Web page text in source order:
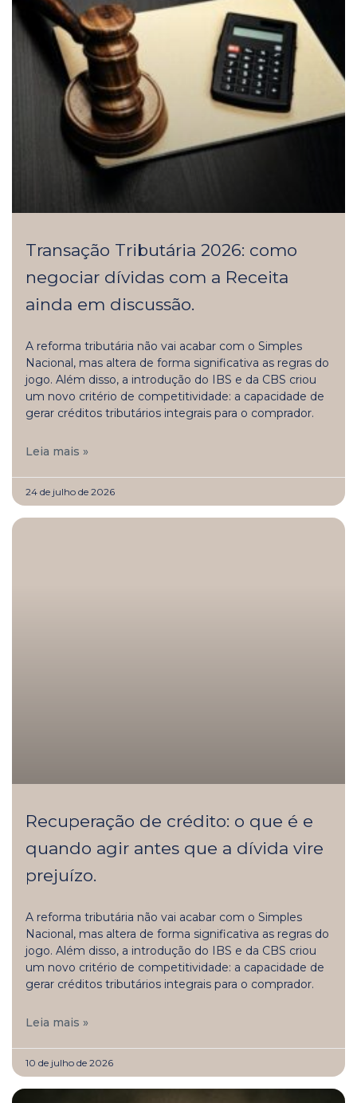
Transação Tributária 2026: como
negociar dívidas com a Receita
ainda em discussão.
A reforma tributária não vai acabar com o Simples
Nacional, mas altera de forma significativa as regras do
jogo. Além disso, a introdução do IBS e da CBS criou
um novo critério de competitividade: a capacidade de
gerar créditos tributários integrais para o comprador.
Leia mais »
24 de julho de 2026
Recuperação de crédito: o que é e
quando agir antes que a dívida vire
prejuízo.
A reforma tributária não vai acabar com o Simples
Nacional, mas altera de forma significativa as regras do
jogo. Além disso, a introdução do IBS e da CBS criou
um novo critério de competitividade: a capacidade de
gerar créditos tributários integrais para o comprador.
Leia mais »
10 de julho de 2026